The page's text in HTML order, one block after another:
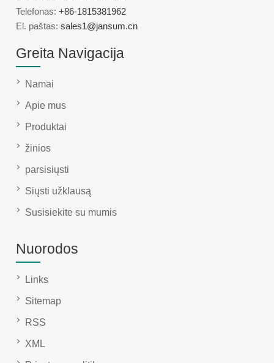
Telefonas:+86-1815381962
El. paštas:sales1@jansum.cn
Greita Navigacija
Namai
Apie mus
Produktai
žinios
parsisiųsti
Siųsti užklausą
Susisiekite su mumis
Nuorodos
Links
Sitemap
RSS
XML